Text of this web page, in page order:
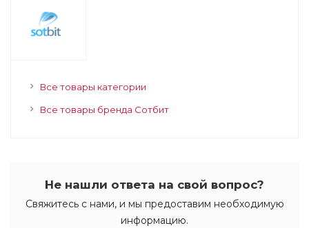
Все товары категории
Все товары бренда Сотбит
Не нашли ответа на свой вопрос?
Свяжитесь с нами, и мы предоставим необходимую
информацию.